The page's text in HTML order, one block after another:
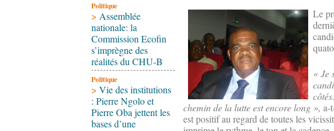
Politique
> Assemblée
nationale: la
Commission Ecofin
s’imprègne des
réalités du CHU-B
Politique
> Vie des institutions
: Pierre Ngolo et
Pierre Oba jettent les
bases d’une
Le
« Je
chemin de la lutte est encore long », a-
est positif au regard de toutes les